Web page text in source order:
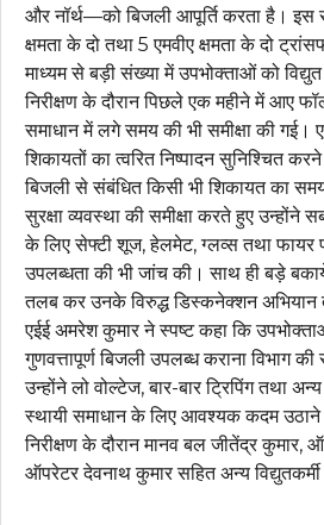
और नॉर्थ—को बिजली आपूर्ति करता है। इस
क्षमता के दो तथा 5 एमवीए क्षमता के दो
माध्यम से बड़ी संख्या में उपभोक्ताओं को
निरीक्षण के दौरान पिछले एक महीने में आए
समाधान में लगे समय की भी समीक्षा की गई।
शिकायतों का त्वरित निष्पादन सुनिश्चित
बिजली से संबंधित किसी भी शिकायत का
सुरक्षा व्यवस्था की समीक्षा करते हुए उन्होंने
के लिए सेफ्टी शूज, हेलमेट, ग्लव्स तथा फायर
उपलब्धता की भी जांच की। साथ ही बड़े
तलब कर उनके विरुद्ध डिस्कनेक्शन अभियान
एईई अमरेश कुमार ने स्पष्ट कहा कि
गुणवत्तापूर्ण बिजली उपलब्ध कराना विभाग की
उन्होंने लो वोल्टेज, बार-बार ट्रिपिंग तथा
स्थायी समाधान के लिए आवश्यक कदम उठाने
निरीक्षण के दौरान मानव बल जीतेंद्र कुमार,
ऑपरेटर देवनाथ कुमार सहित अन्य